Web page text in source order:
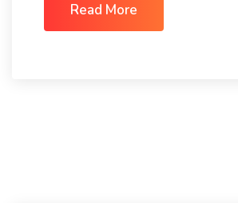
Read More